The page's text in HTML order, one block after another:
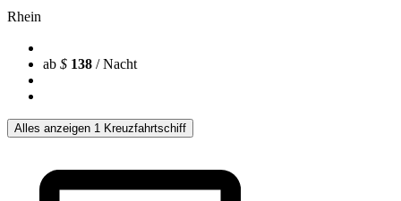
Rhein
ab $ 138 / Nacht
Alles anzeigen 1 Kreuzfahrtschiff